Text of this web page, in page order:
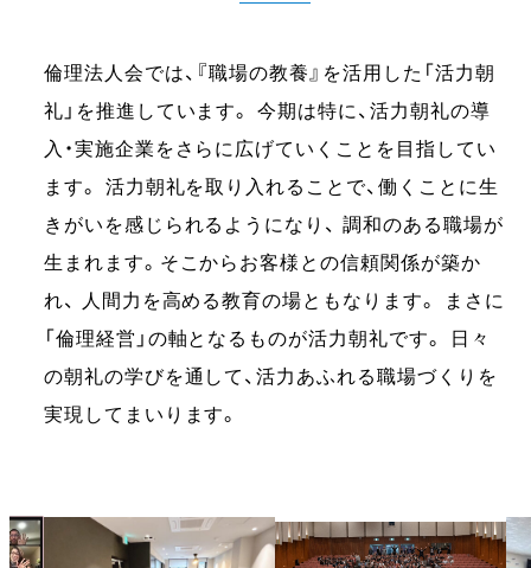
倫理法人会では、『職場の教養』を活用した「活力朝
礼」を推進しています。 今期は特に、活力朝礼の導
入・実施企業をさらに広げていくことを目指してい
ます。 活力朝礼を取り入れることで、働くことに生
きがいを感じられるようになり、 調和のある職場が
生まれます。そこからお客様との信頼関係が築か
れ、 人間力を高める教育の場ともなります。 まさに
「倫理経営」の軸となるものが活力朝礼です。 日々
の朝礼の学びを通して、活力あふれる職場づくりを
実現してまいります。